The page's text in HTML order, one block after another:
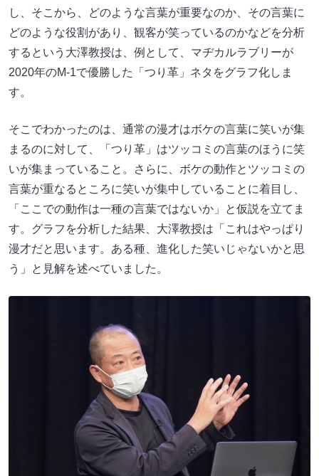
し、そこから、どのような言葉が重要なのか、その言葉に
どのような役割があり、観客が笑っているのかなどを分析
するという大澤教授は、例として、マヂカルラブリーが
2020年のM-1で優勝した「つり革」ネタをグラフ化しま
す。
そこでわかったのは、通常の漫才はボケの言葉に笑いが集
まるのに対して、「つり革」はツッコミの言葉のほうに笑
いが集まっていること。さらに、ボケの動作とツッコミの
言葉が重なるところに笑いが集中していることに着目し、
「ここでの動作は一種の言葉ではないか」と仮説を立てま
す。グラフを分析した結果、大澤教授は「これはやっぱり
漫才だと思います。ある種、進化した笑いじゃないかと思
う」と見解を述べていました。